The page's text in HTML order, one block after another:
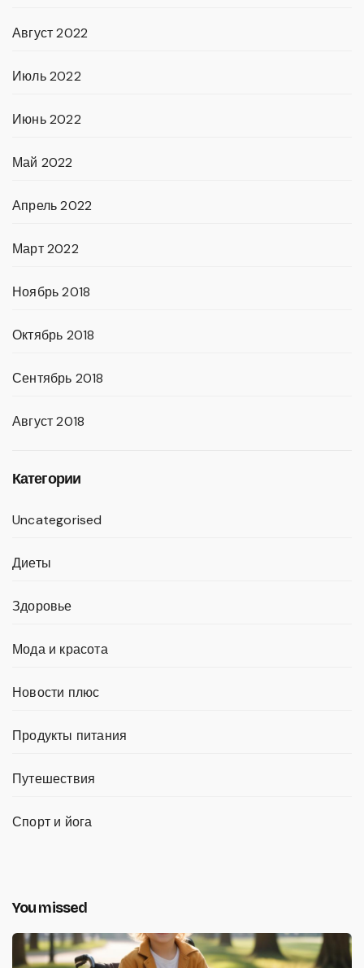
Август 2022
Июль 2022
Июнь 2022
Май 2022
Апрель 2022
Март 2022
Ноябрь 2018
Октябрь 2018
Сентябрь 2018
Август 2018
Категории
Uncategorised
Диеты
Здоровье
Мода и красота
Новости плюс
Продукты питания
Путешествия
Спорт и йога
You missed